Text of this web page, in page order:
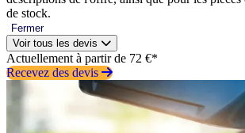
de stock.
Fermer
Voir tous les devis
Actuellement à partir de 72 €*
Recevez des devis